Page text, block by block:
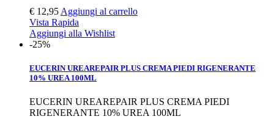
€ 12,95 Aggiungi al carrello
Vista Rapida
Aggiungi alla Wishlist
-25%
EUCERIN UREAREPAIR PLUS CREMA PIEDI RIGENERANTE
10% UREA 100ML
EUCERIN UREAREPAIR PLUS CREMA PIEDI
RIGENERANTE 10% UREA 100ML